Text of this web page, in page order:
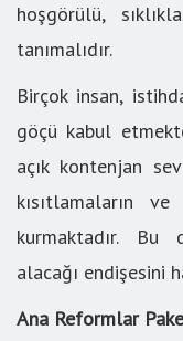
hoşgörülü,
tanımalıdır.
Birçok insan,
göçü kabul
açık kontenjan
kısıtlamaların
kurmaktadır. Bu
alacağı endişesini
Ana Reformlar